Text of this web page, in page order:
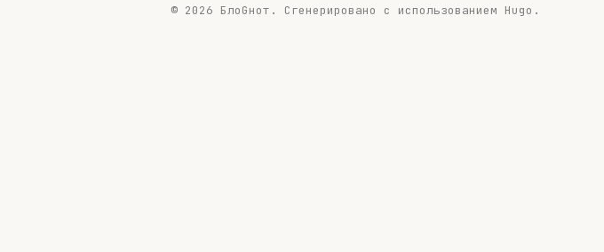
© 2026 БлоGнот. Сгенерировано с использованием Hugo .